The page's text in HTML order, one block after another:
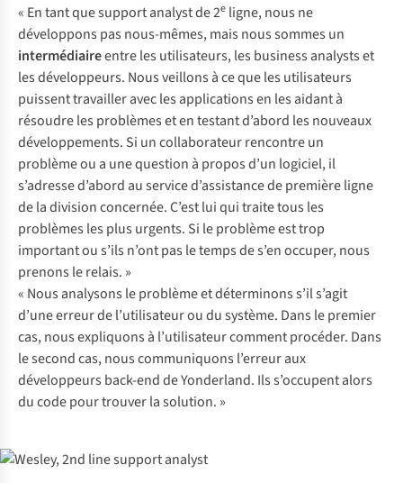
« En tant que support analyst de 2e ligne, nous ne
développons pas nous-mêmes, mais nous sommes un
intermédiaireentre les utilisateurs, les business analysts et
les développeurs. Nous veillons à ce que les utilisateurs
puissent travailler avec les applications en les aidant à
résoudre les problèmes et en testant d’abord les nouveaux
développements. Si un collaborateur rencontre un
problème ou a une question à propos d’un logiciel, il
s’adresse d’abord au service d’assistance de première ligne
de la division concernée. C’est lui qui traite tous les
problèmes les plus urgents. Si le problème est trop
important ou s’ils n’ont pas le temps de s’en occuper, nous
prenons le relais. »
« Nous analysons le problème et déterminons s’il s’agit
d’une erreur de l’utilisateur ou du système. Dans le premier
cas, nous expliquons à l’utilisateur comment procéder. Dans
le second cas, nous communiquons l’erreur aux
développeurs back-end de Yonderland. Ils s’occupent alors
du code pour trouver la solution. »